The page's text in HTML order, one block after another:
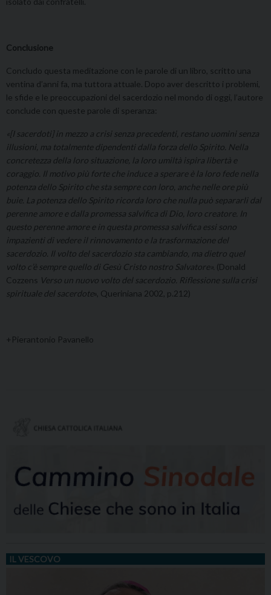
Conclusione
Concludo questa meditazione con le parole di un libro, scritto una
ventina d’anni fa, ma tuttora attuale. Dopo aver descritto i problemi,
le sfide e le preoccupazioni del sacerdozio nel mondo di oggi, l’autore
conclude con queste parole di speranza:
«[I sacerdoti] in mezzo a crisi senza precedenti, restano uomini senza
illusioni, ma totalmente dipendenti dalla forza dello Spirito. Nella
concretezza della loro situazione, la loro umiltà ispira libertà e
coraggio. Il motivo più forte che induce a sperare è la loro fede nella
potenza dello Spirito che sta sempre con loro, anche nelle ore più
buie. La potenza dello Spirito ricorda loro che nulla può separarli dal
perenne amore e dalla promessa salvifica di Dio, loro creatore. In
questo perenne amore e in questa promessa salvifica essi sono
impazienti di vedere il rinnovamento e la trasformazione del
sacerdozio. Il volto del sacerdozio sta cambiando, ma dietro quel
volto c’è sempre quello di Gesù Cristo nostro Salvatore». (Donald
Cozzens Verso un nuovo volto del sacerdozio. Riflessione sulla crisi
spirituale del sacerdote», Queriniana 2002, p.212)
+Pierantonio Pavanello
IL VESCOVO